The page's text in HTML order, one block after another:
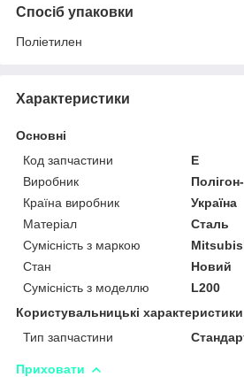
Спосіб упаковки
Поліетилен
Характеристики
Основні
Код запчастини
E
Виробник
Країна виробник
Україна
Матеріал
Сталь
Сумісність з маркою
Стан
Новий
Сумісність з моделлю
L200
Користувальницькі характеристики
Тип запчастини
Приховати